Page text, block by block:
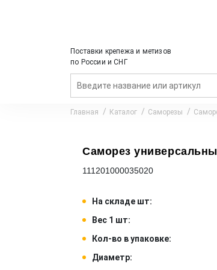
Поставки крепежа и метизов
по России и СНГ
Главная Каталог Саморезы
Саморез
111201000035020
На складе шт:
Вес 1 шт:
Кол-во в упаковке:
Диаметр: